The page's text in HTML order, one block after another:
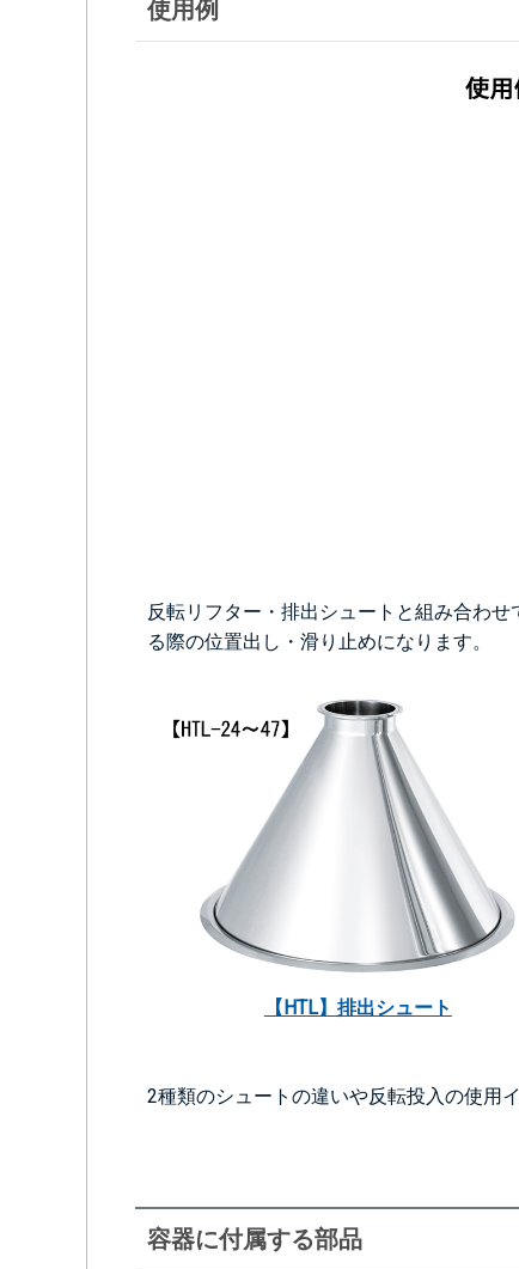
使用例
反転リフター・排出シュートと組み合わ
る際の位置出し・滑り止めになります。
【HTL】排出シュート
2種類のシュートの違いや反転投入の使用
容器に付属する部品